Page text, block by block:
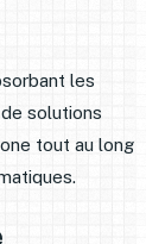
les
solutions
tout au long